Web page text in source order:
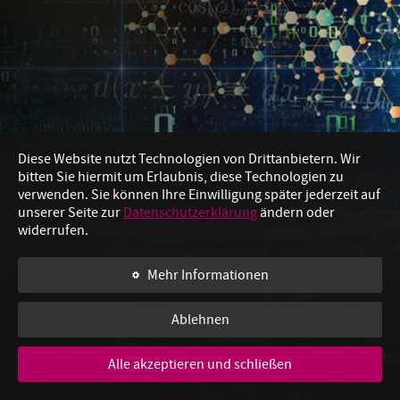
Individuell und immer nah dran
International und Weltoffen
Kreativ und dynamisch
Studiengang
Studiengang
Studiengang
Diese Website nutzt Technologien von Drittanbietern. Wir
bitten Sie hiermit um Erlaubnis, diese Technologien zu
verwenden. Sie können Ihre Einwilligung später jederzeit auf
unserer Seite zur Datenschutzerklärung ändern oder
widerrufen.
Mehr Informationen
Ablehnen
Alle akzeptieren und schließen